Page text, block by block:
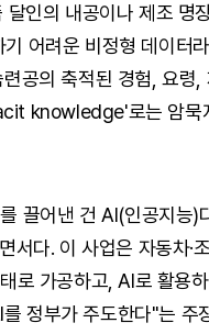
인의 내공이나 제조 명
어려운 비정형 데이터
공의 축적된 경험, 요령
knowledge'로는 암묵
끌어낸 건 AI(인공지능)
서다. 이 사업은 자동차·
로 가공하고, AI로 활용
정부가 주도한다"는 주